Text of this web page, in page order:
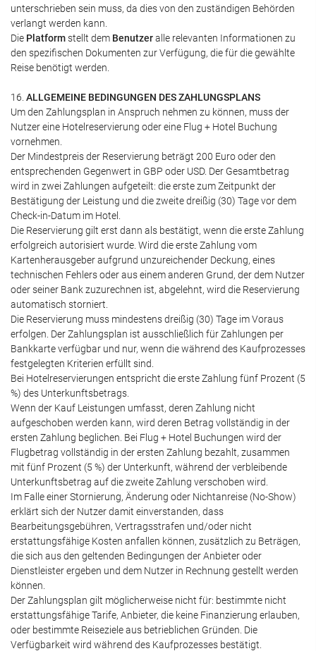
unterschrieben sein muss, da dies von den zuständigen Behörden
verlangt werden kann.
Die Platformstellt dem Benutzeralle relevanten Informationen zu
den spezifischen Dokumenten zur Verfügung, die für die gewählte
Reise benötigt werden.
16. ALLGEMEINE BEDINGUNGEN DES ZAHLUNGSPLANS
Um den Zahlungsplan in Anspruch nehmen zu können, muss der
Nutzer eine Hotelreservierung oder eine Flug + Hotel Buchung
vornehmen.
Der Mindestpreis der Reservierung beträgt 200 Euro oder den
entsprechenden Gegenwert in GBP oder USD. Der Gesamtbetrag
wird in zwei Zahlungen aufgeteilt: die erste zum Zeitpunkt der
Bestätigung der Leistung und die zweite dreißig (30) Tage vor dem
Check-in-Datum im Hotel.
Die Reservierung gilt erst dann als bestätigt, wenn die erste Zahlung
erfolgreich autorisiert wurde. Wird die erste Zahlung vom
Kartenherausgeber aufgrund unzureichender Deckung, eines
technischen Fehlers oder aus einem anderen Grund, der dem Nutzer
oder seiner Bank zuzurechnen ist, abgelehnt, wird die Reservierung
automatisch storniert.
Die Reservierung muss mindestens dreißig (30) Tage im Voraus
erfolgen. Der Zahlungsplan ist ausschließlich für Zahlungen per
Bankkarte verfügbar und nur, wenn die während des Kaufprozesses
festgelegten Kriterien erfüllt sind.
Bei Hotelreservierungen entspricht die erste Zahlung fünf Prozent (5
%) des Unterkunftsbetrags.
Wenn der Kauf Leistungen umfasst, deren Zahlung nicht
aufgeschoben werden kann, wird deren Betrag vollständig in der
ersten Zahlung beglichen. Bei Flug + Hotel Buchungen wird der
Flugbetrag vollständig in der ersten Zahlung bezahlt, zusammen
mit fünf Prozent (5 %) der Unterkunft, während der verbleibende
Unterkunftsbetrag auf die zweite Zahlung verschoben wird.
Im Falle einer Stornierung, Änderung oder Nichtanreise (No-Show)
erklärt sich der Nutzer damit einverstanden, dass
Bearbeitungsgebühren, Vertragsstrafen und/oder nicht
erstattungsfähige Kosten anfallen können, zusätzlich zu Beträgen,
die sich aus den geltenden Bedingungen der Anbieter oder
Dienstleister ergeben und dem Nutzer in Rechnung gestellt werden
können.
Der Zahlungsplan gilt möglicherweise nicht für: bestimmte nicht
erstattungsfähige Tarife, Anbieter, die keine Finanzierung erlauben,
oder bestimmte Reiseziele aus betrieblichen Gründen. Die
Verfügbarkeit wird während des Kaufprozesses bestätigt.